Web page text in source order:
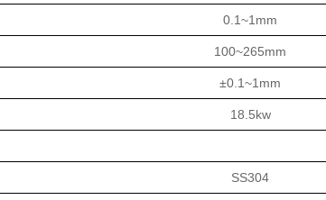
0.1~1mm
100~265mm
±0.1~1mm
18.5kw
SS304